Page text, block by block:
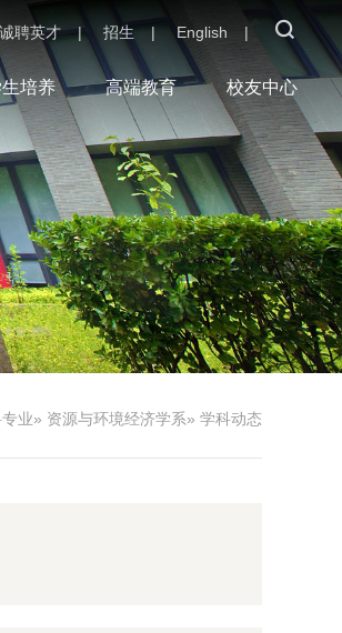
诚聘英才 | 招生 | English |
培养 高端教育 校友中心
业» 资源与环境经济学系» 学科动态